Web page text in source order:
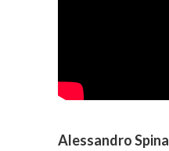
Alessandro Spina